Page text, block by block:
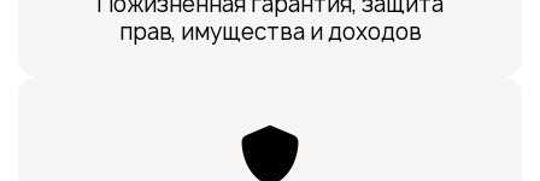
прав, имущества и доходов